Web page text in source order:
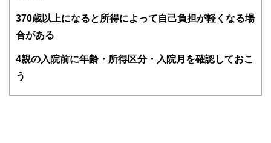
FinancialFieldの特徴は、ファイナンシャルプランナー、弁
ど150名以上の有資格者を執筆者・監修者として迎え、むず
370歳以上になると所得によって自己負担が軽くなる場
合がある
4親の入院前に年齢・所得区分・入院月を確認しておこ
う